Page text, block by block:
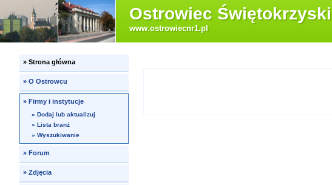
Ostrowiec Świętokrzyski
www.ostrowiecnr1.pl
» Strona główna
» O Ostrowcu
»Firmy i instytucje
» Dodaj lub aktualizuj
» Lista branż
» Wyszukiwanie
» Forum
» Zdjęcia